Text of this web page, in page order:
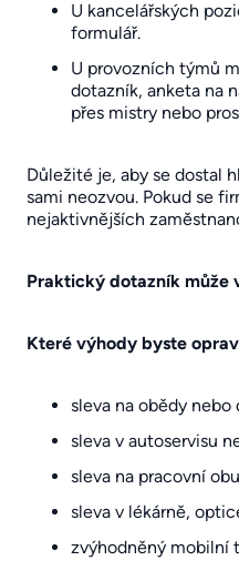
U kancelářských
formulář.
U provozních týmů
dotazník, anketa na
přes mistry nebo
Důležité je, aby se dostal
sami neozvou. Pokud se
nejaktivnějších
Praktický dotazník
Které výhody byste
sleva na obědy
sleva v autoservisu
sleva na pracovní
sleva v lékárně,
zvýhodněný mobilní